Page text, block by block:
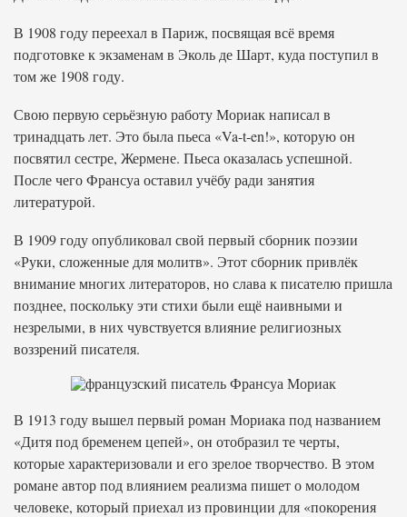
В 1908 году переехал в Париж, посвящая всё время
подготовке к экзаменам в Эколь де Шарт, куда поступил в
том же 1908 году.
Свою первую серьёзную работу Мориак написал в
тринадцать лет. Это была пьеса «Va-t-en!», которую он
посвятил сестре, Жермене. Пьеса оказалась успешной.
После чего Франсуа оставил учёбу ради занятия
литературой.
В 1909 году опубликовал свой первый сборник поэзии
«Руки, сложенные для молитв». Этот сборник привлёк
внимание многих литераторов, но слава к писателю пришла
позднее, поскольку эти стихи были ещё наивными и
незрелыми, в них чувствуется влияние религиозных
воззрений писателя.
В 1913 году вышел первый роман Мориака под названием
«Дитя под бременем цепей», он отобразил те черты,
которые характеризовали и его зрелое творчество. В этом
романе автор под влиянием реализма пишет о молодом
человеке, который приехал из провинции для «покорения